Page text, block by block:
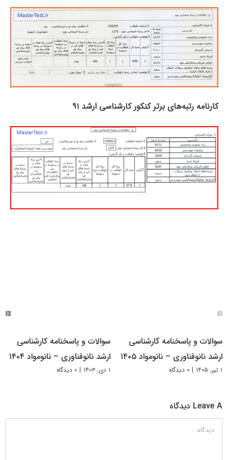
کارنامه رتبه‌های برتر کنکور کارشناسی ارشد ۹۱
سوالات و پاسخنامه کارشناسی
ارشد نانوفناوری – نانومواد ۱۴۰۵
۱ تیر, ۱۴۰۵ | ۰ دیدگاه
سوالات و پاسخنامه کارشناسی
ارشد نانوفناوری – نانومواد ۱۴۰۴
۱ دی, ۱۴۰۳ | ۰ دیدگاه
Leave A دیدگاه
دیدگاه